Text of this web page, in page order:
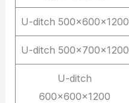
U-ditch 500x600x1200
U-ditch 500x700x1200
U-ditch
600x600x1200